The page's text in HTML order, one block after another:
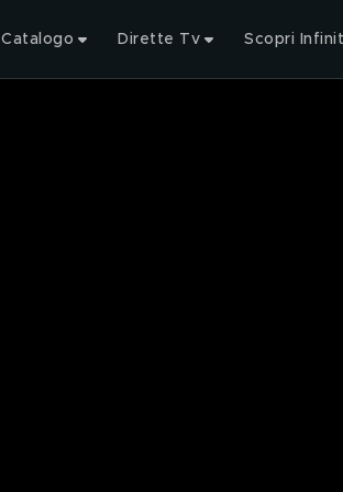
Catalogo Dirette Tv Scopri